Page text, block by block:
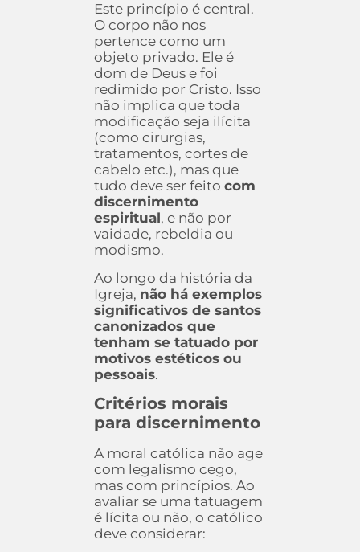
Este princípio é central.
O corpo não nos
pertence como um
objeto privado. Ele é
dom de Deus e foi
redimido por Cristo. Isso
não implica que toda
modificação seja ilícita
(como cirurgias,
tratamentos, cortes de
cabelo etc.), mas que
tudo deve ser feito com
discernimento
espiritual, e não por
vaidade, rebeldia ou
modismo.
Ao longo da história da
Igreja, não há exemplos
significativos de santos
canonizados que
tenham se tatuado por
motivos estéticos ou
pessoais.
Critérios morais
para discernimento
A moral católica não age
com legalismo cego,
mas com princípios. Ao
avaliar se uma tatuagem
é lícita ou não, o católico
deve considerar: